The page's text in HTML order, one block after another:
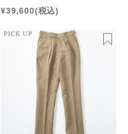
¥39,600(税込)